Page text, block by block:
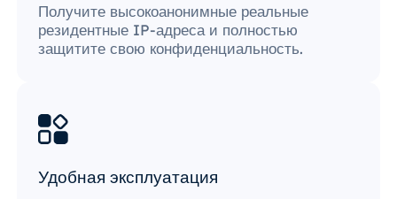
Получите высокоанонимные реальные
резидентные IP-адреса и полностью
защитите свою конфиденциальность.
Удобная эксплуатация